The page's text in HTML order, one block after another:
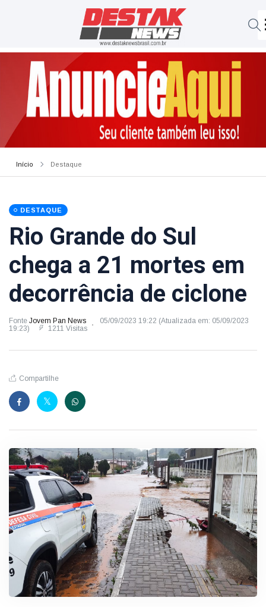
Início Destaque
DESTAQUE
Rio Grande do Sul
chega a 21 mortes em
decorrência de ciclone
Fonte Jovem Pan News
05/09/2023 19:22 (Atualizada em: 05/09/2023
19:23)
1211 Visitas
Compartilhe